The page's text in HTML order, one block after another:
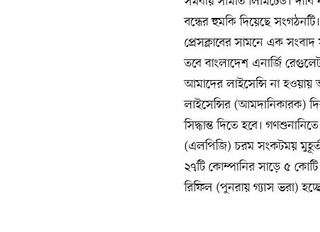
বন্ধের হুমকি দিয়েছে
প্রেসক্লাবের সামনে এক
তবে বাংলাদেশ এনার্জি
আমাদের লাইসেন্সি না
লাইসেন্সির (আমদানিকারক)
সিদ্ধান্ত দিতে হবে।
(এলপিজি) চরম সংকটময়
২৭টি কোম্পানির সাড়ে ৫ কোটি
রিফিল (পুনরায় গ্যাস ভরা)